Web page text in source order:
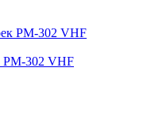
РМ-302 VHF